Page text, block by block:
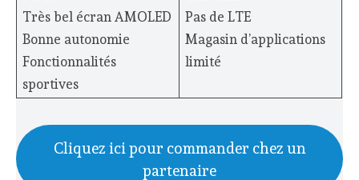
Très bel écran AMOLED
Bonne autonomie
Fonctionnalités
sportives
Pas de LTE
Magasin d’applications
limité
Cliquez ici pour commander chez un
partenaire